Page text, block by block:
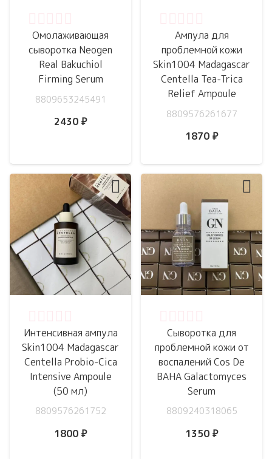
Омолаживающая
сыворотка Neogen
Real Bakuchiol
Firming Serum
8809653245491
2430 ₽
Ампула для
проблемной кожи
Skin1004 Madagascar
Centella Tea-Trica
Relief Ampoule
8809576261677
1870 ₽
Интенсивная ампула
Skin1004 Madagascar
Centella Probio-Cica
Intensive Ampoule
(50 мл)
8809576261752
1800 ₽
Сыворотка для
проблемной кожи от
воспалений Cos De
BAHA Galactomyces
Serum
8809240318065
1350 ₽